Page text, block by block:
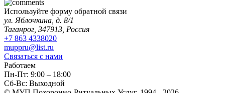
Используйте форму обратной связи
ул. Яблочкина, д. 8/1
Таганрог, 347913, Россия
+7 863 4338020
muppru@list.ru
Связаться с нами
Работаем
Пн-Пт: 9:00 – 18:00
Сб-Вс: Выходной